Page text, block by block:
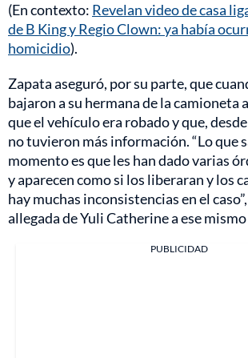
(En contexto: Revelan video de casa
de B King y Regio Clown: ya había
homicidio).
Zapata aseguró, por su parte, que
bajaron a su hermana de la camioneta
que el vehículo era robado y que,
no tuvieron más información. “Lo que
momento es que les han dado varias
y aparecen como si los liberaran y los
hay muchas inconsistencias en el
allegada de Yuli Catherine a ese
PUBLICIDAD